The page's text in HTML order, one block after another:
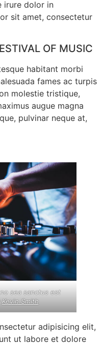
irure dolor in
sit amet, consectetur
OF MUSIC
habitant morbi
fames ac turpis
molestie tristique,
augue magna
pulvinar neque at,
sea sanctus est
Kevin Smith
adipisicing elit,
ut labore et dolore